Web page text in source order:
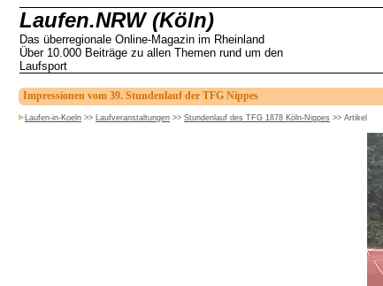
Laufen.NRW (Köln)
Das überregionale Online-Magazin im Rheinland
Über 10.000 Beiträge zu allen Themen rund um den
Laufsport
Impressionen vom 39. Stundenlauf der TFG Nippes
Laufen-in-Koeln >> Laufveranstaltungen >> Stundenlauf des TFG 1878 Köln-Nippes >> Artikel